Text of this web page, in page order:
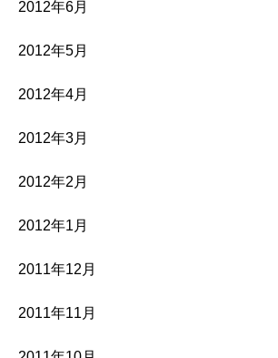
2012年6月
2012年5月
2012年4月
2012年3月
2012年2月
2012年1月
2011年12月
2011年11月